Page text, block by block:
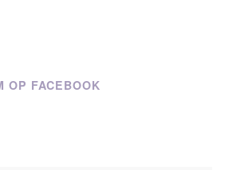
OP FACEBOOK